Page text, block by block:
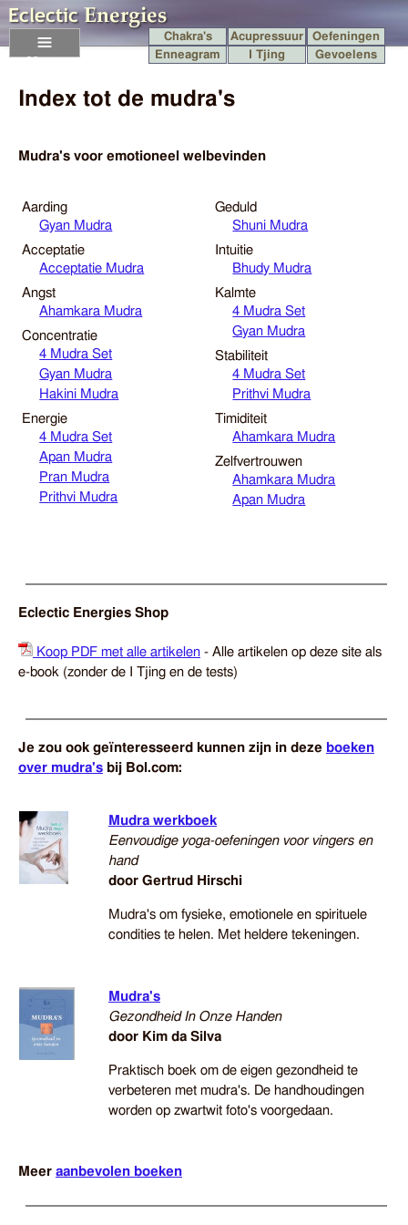
Chakra's Acupressuur
Oefeningen
Enneagram
I Tjing Gevoelens
Index tot de mudra's
Mudra's voor emotioneel welbevinden
Aarding
Gyan Mudra
Acceptatie
Acceptatie Mudra
Angst
Ahamkara Mudra
Concentratie
4 Mudra Set
Gyan Mudra
Hakini Mudra
Energie
4 Mudra Set
Apan Mudra
Pran Mudra
Prithvi Mudra
Geduld
Shuni Mudra
Intuitie
Bhudy Mudra
Kalmte
4 Mudra Set
Gyan Mudra
Stabiliteit
4 Mudra Set
Prithvi Mudra
Timiditeit
Ahamkara Mudra
Zelfvertrouwen
Ahamkara Mudra
Apan Mudra
Eclectic Energies Shop
Koop PDF met alle artikelen - Alle artikelen op deze site als
e-book (zonder de I Tjing en de tests)
Je zou ook geïnteresseerd kunnen zijn in deze boeken
over mudra's bij Bol.com:
Mudra werkboek
Eenvoudige yoga-oefeningen voor vingers en
hand
door Gertrud Hirschi
Mudra's om fysieke, emotionele en spirituele
condities te helen. Met heldere tekeningen.
Mudra's
Gezondheid In Onze Handen
door Kim da Silva
Praktisch boek om de eigen gezondheid te
verbeteren met mudra's. De handhoudingen
worden op zwartwit foto's voorgedaan.
Meer aanbevolen boeken